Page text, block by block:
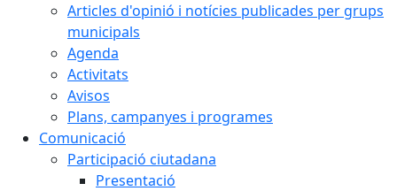
Articles d'opinió i notícies publicades per grups
municipals
Agenda
Activitats
Avisos
Plans, campanyes i programes
Comunicació
Participació ciutadana
Presentació